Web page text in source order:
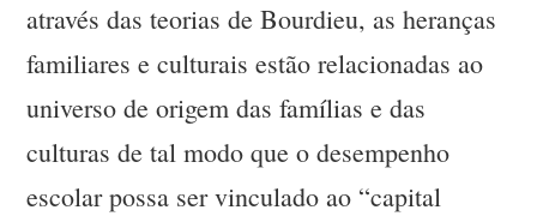
através das teorias de Bourdieu, as heranças
familiares e culturais estão relacionadas ao
universo de origem das famílias e das
culturas de tal modo que o desempenho
escolar possa ser vinculado ao “capital